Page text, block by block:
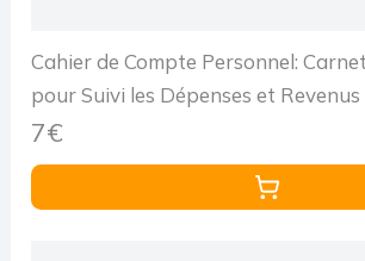
Cahier de Compte Personnel:
pour Suivi les Dépenses et Revenus
7€